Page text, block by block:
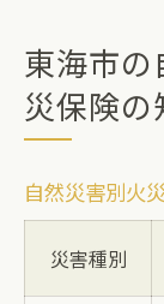
東海市
災保険の
自然災害別火
災害種別